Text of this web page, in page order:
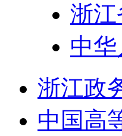
浙
中
浙江政
中国高